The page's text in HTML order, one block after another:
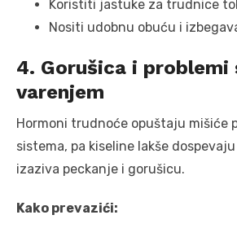
Koristiti jastuke za trudnice
Nositi udobnu obuću i
4. Gorušica i problemi
varenjem
Hormoni trudnoće opuštaju mišiće
sistema, pa kiseline lakše
izaziva peckanje i gorušicu.
Kako prevazići: